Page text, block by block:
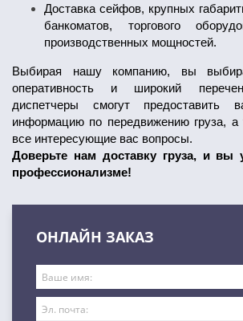
Доставка сейфов, крупных
банкоматов, торгового
производственных мощностей.
Выбирая нашу компанию, вы
оперативность и широкий
диспетчеры смогут
информацию по передвижению груза, а
все интересующие вас вопросы.
Доверьте нам доставку груза, и вы
профессионализме!
ОНЛАЙН ЗАКАЗ